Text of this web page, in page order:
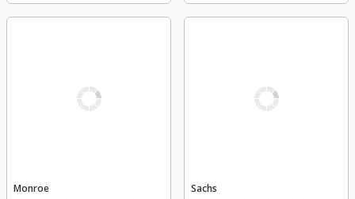
Monroe Sachs